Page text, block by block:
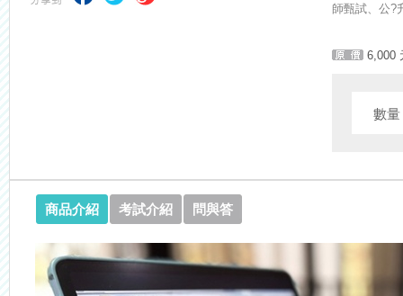
師甄試、公?
6,000
數
商品介紹 考試介紹 問與答